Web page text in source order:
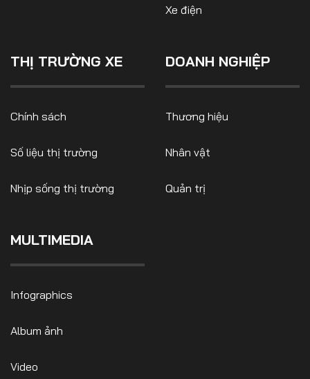
Xe điện
THỊ TRƯỜNG XE
Chính sách
Số liệu thị trường
Nhịp sống thị trường
DOANH NGHIỆP
Thương hiệu
Nhân vật
Quản trị
MULTIMEDIA
Infographics
Album ảnh
Video